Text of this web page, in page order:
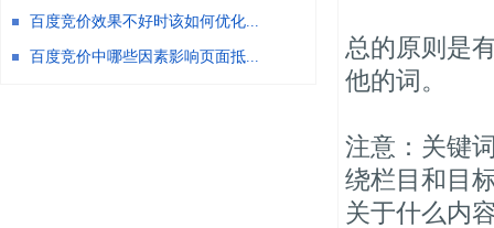
总的原则是
他的词。
注意：关键
绕栏目和目
关于什么内
百度竞价效果不好时该如何优化...
百度竞价中哪些因素影响页面抵...